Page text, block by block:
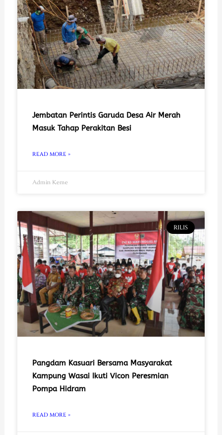
Jembatan Perintis Garuda Desa Air Merah
Masuk Tahap Perakitan Besi
READ MORE »
Admin Keme
RILIS
Pangdam Kasuari Bersama Masyarakat
Kampung Wasai Ikuti Vicon Peresmian
Pompa Hidram
READ MORE »